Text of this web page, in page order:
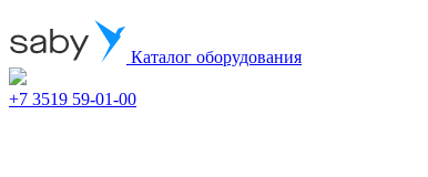
Каталог оборудования
+7 3519 59-01-00